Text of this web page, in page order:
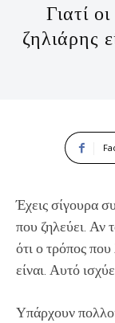
Γιατί
ζηλιάρης
Έχεις σίγουρα
που ζηλεύει. Αν
ότι ο τρόπος που
είναι. Αυτό
Υπάρχουν